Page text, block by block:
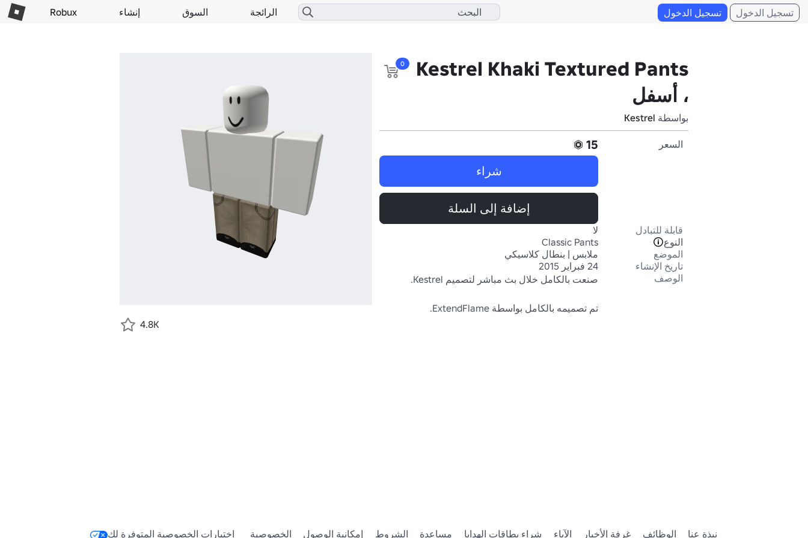
الرائجة السوق إنشاء Robux تسجيل الدخول تسجيل الدخول
Kestrel Khaki Textured Pants
، أسفل
بواسطة Kestrel
0
السعر
15
شراء
إضافة إلى السلة
قابلة للتبادل
لا
النوع
Classic Pants
الموضع
ملابس | بنطال كلاسيكي
تاريخ الإنشاء
24 فبراير 2015
الوصف
تم تصميمه بالكامل بواسطة ExtendFlame.
4.8K
نبذة عنا الوظائف غرفة الأخبار الآباء شراء بطاقات الهدايا مساعدة الشروط إمكانية الوصول الخصوصية اختيارات الخصوصية المتوفرة لك